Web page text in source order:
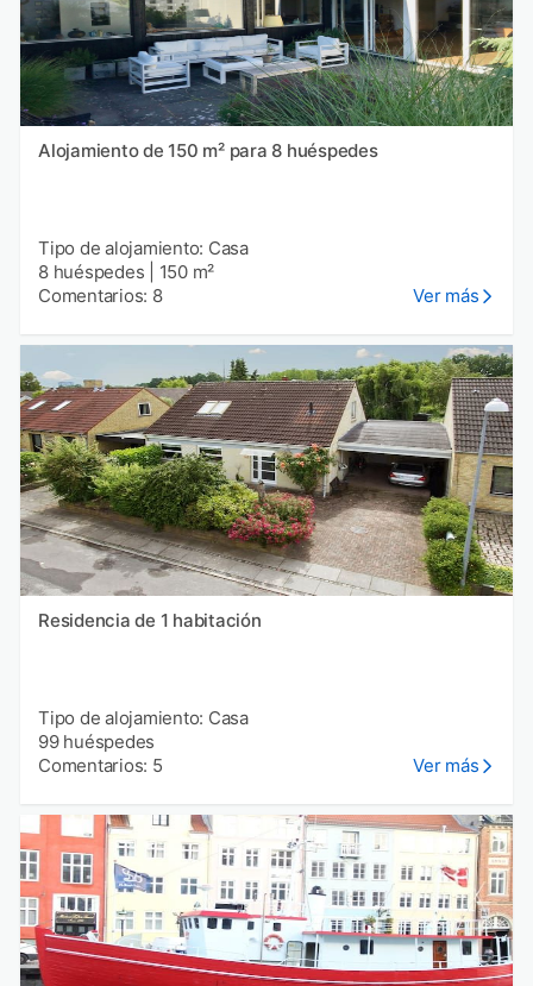
Alojamiento de 150 m² para 8 huéspedes
Tipo de alojamiento: Casa
8 huéspedes
150 m²
Comentarios: 8
Ver más
Residencia de 1 habitación
Tipo de alojamiento: Casa
99 huéspedes
Comentarios: 5
Ver más